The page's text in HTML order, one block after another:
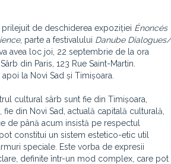
prilejuit de deschiderea expoziției Énoncés
, parte a festivalului Danube Dialogues/
avea loc joi, 22 septembrie de la ora
din Paris, 123 Rue Saint-Martin.
la Novi Sad și Timișoara.
cultural sârb sunt fie din Timișoara,
din Novi Sad, actuală capitală culturală,
de până acum insistă pe respectul
constitui un sistem estetico-etic util
speciale. Este vorba de expresii
definite într-un mod complex, care pot